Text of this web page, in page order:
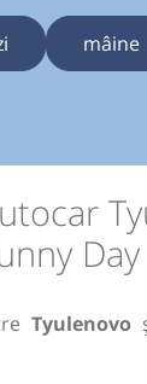
mâine
Day
Tyulenovo